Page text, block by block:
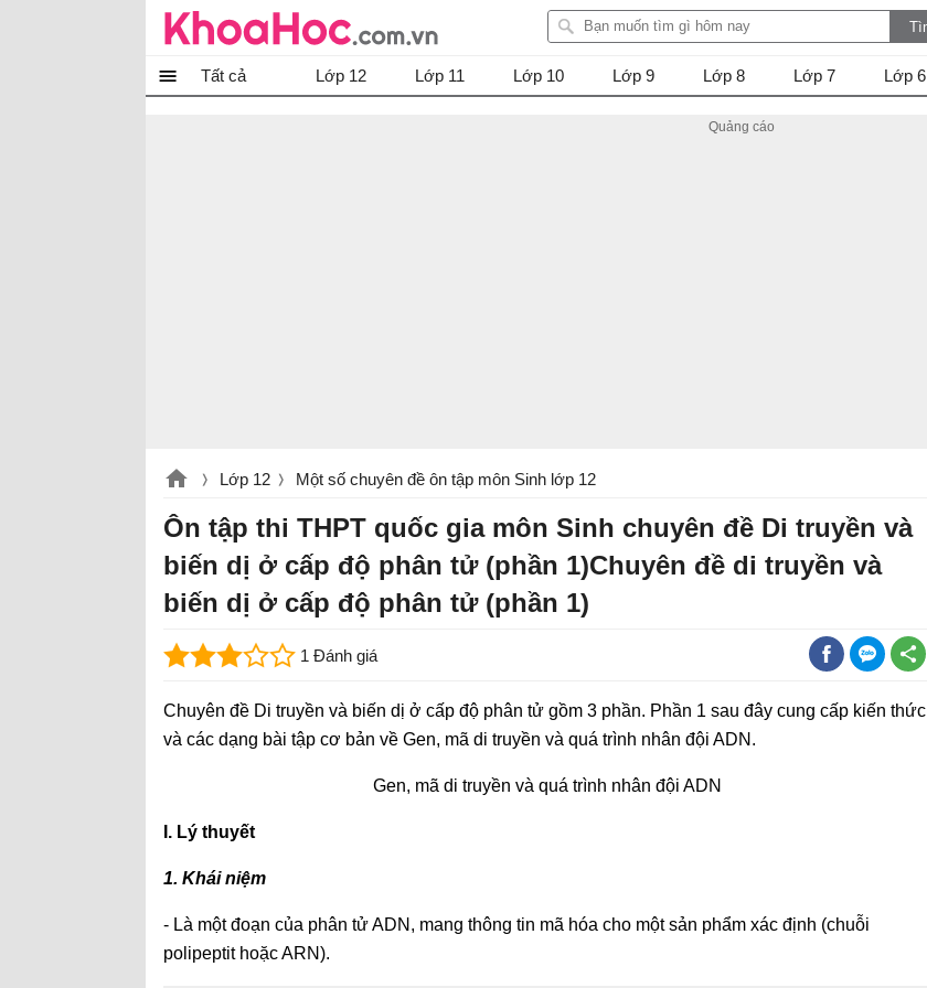
Tất cả Lớp 12 Lớp 11 Lớp 10 Lớp 9 Lớp 8 Lớp 7 Lớp 6
Lớp 12 Một số chuyên đề ôn tập môn Sinh lớp 12
Ôn tập thi THPT quốc gia môn Sinh chuyên đề Di truyền và
biến dị ở cấp độ phân tử (phần 1)Chuyên đề di truyền và
biến dị ở cấp độ phân tử (phần 1)
1 Đánh giá
Chuyên đề Di truyền và biến dị ở cấp độ phân tử gồm 3 phần. Phần 1 sau đây cung cấp kiến thức
và các dạng bài tập cơ bản về Gen, mã di truyền và quá trình nhân đội ADN.
Gen, mã di truyền và quá trình nhân đội ADN
I. Lý thuyết
1. Khái niệm
- Là một đoạn của phân tử ADN, mang thông tin mã hóa cho một sản phẩm xác định (chuỗi
polipeptit hoặc ARN).